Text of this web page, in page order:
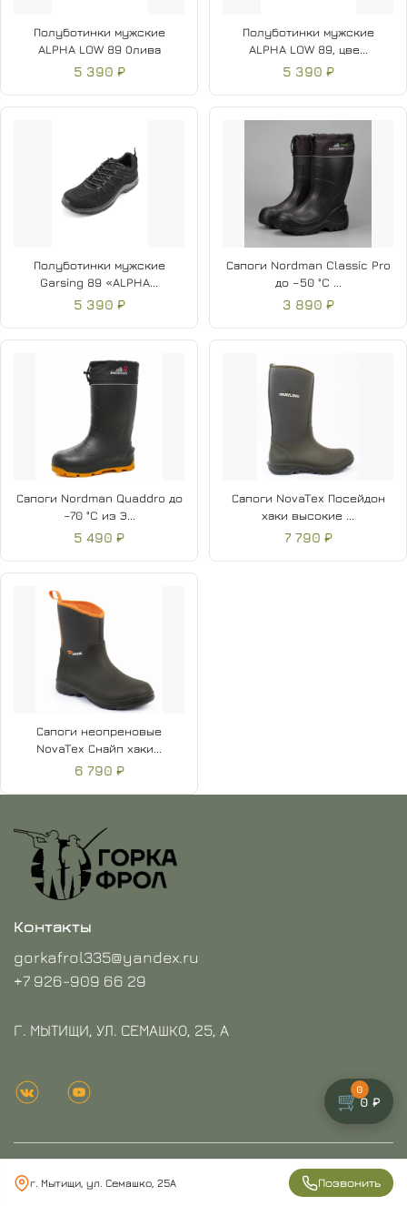
г. Мытищи, ул. Семашко, 25А Позвонить
Полуботинки мужские
ALPHA LOW 89 Олива
5 390 ₽
Полуботинки мужские
ALPHA LOW 89, цве...
5 390 ₽
Полуботинки мужские
Garsing 89 «ALPHA...
5 390 ₽
Сапоги Nordman Classic Pro
до –50 °C ...
3 890 ₽
Сапоги Nordman Quaddro до
–70 °C из Э...
5 490 ₽
Сапоги NovaTex Посейдон
хаки высокие ...
7 790 ₽
Сапоги неопреновые
NovaTex Снайп хаки...
6 790 ₽
Контакты
gorkafrol335@yandex.ru
+7 926-909 66 29
Г. МЫТИЩИ, УЛ. СЕМАШКО, 25, А
🛒
0
0 ₽